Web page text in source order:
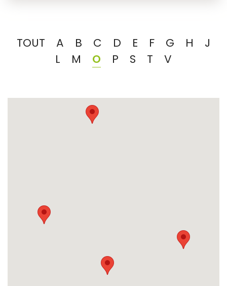
TOUT A B C D E F G H
J
L
M O P S T V